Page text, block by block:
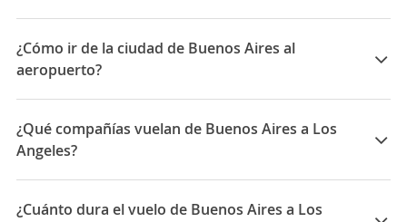
¿Cómo ir de la ciudad de Buenos Aires al
aeropuerto?
La ciudad deBuenos Airestiene 2 aeropuertos:
El Aeropuerto Internacional Ministro Pistarini, más
comúnmente conocido como elAeropuerto
Internacional de Ezeiza (EZE)
mediante transporte público:
¿Qué compañías vuelan de Buenos Aires a Los
Angeles?
Las compañías que vuelan de Buenos Aires a Los
Angeles son: United Airlines, Delta, American Airlines,
¿Cuánto dura el vuelo de Buenos Aires a Los